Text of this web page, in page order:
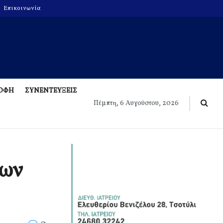
Επικοινωνία
ΣΥΝΕΝΤΕΥΞΕΙΣ
Πέμπτη, 6 Αυγούστου, 2026